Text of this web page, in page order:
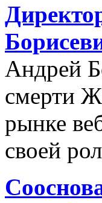
Андрей
смерти
рынке
своей